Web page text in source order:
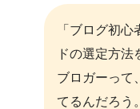
「ブログ初
ドの選定方法
ブロガーって
てるんだろう